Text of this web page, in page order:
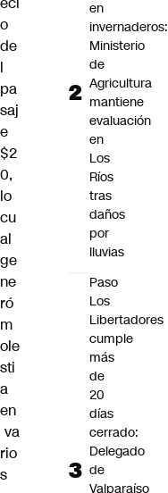
o
de
l
pa
saj
e
$2
0,
lo
cu
al
ge
ne
ró
m
ole
sti
a
en
va
rio
s
en
invernaderos:
Ministerio
de
Agricultura
mantiene
evaluación
en
Los
Ríos
tras
daños
por
lluvias
Paso
Los
Libertadores
cumple
más
de
20
días
cerrado:
Delegado
de
Valparaíso